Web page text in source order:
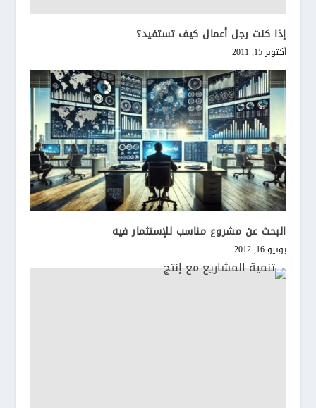
إذا كنت رجل أعمال كيف تستفيد؟
أكتوبر 15, 2011
البحث عن مشروع مناسب للإستثمار فيه
يونيو 16, 2012